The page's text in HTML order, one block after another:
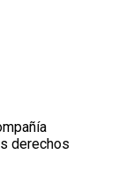
derechos